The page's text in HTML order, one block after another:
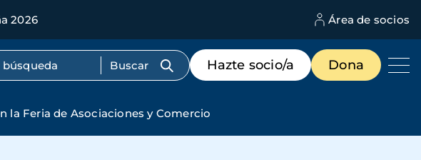
2026 Área de socios
Menú
de
destacados
Hazte socio/a Dona
la Feria de Asociaciones y Comercio